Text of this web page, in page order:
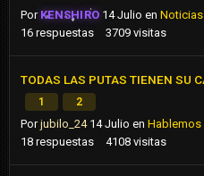
Por KENSHIRO 14 Julio enNoticias
16 respuestas 3709 visitas
TODAS LAS PUTAS TIENEN SU
1 2
Porjubilo_24 14 Julio en Hablemos
18 respuestas 4108 visitas